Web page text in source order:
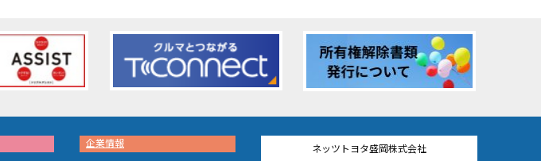
企業情報 ネッツトヨタ盛岡株式会社